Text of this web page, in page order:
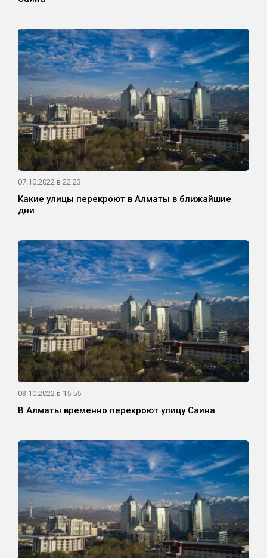
07.10.2022 в 22:23
Какие улицы перекроют в Алматы в ближайшие
дни
03.10.2022 в 15:55
В Алматы временно перекроют улицу Саина